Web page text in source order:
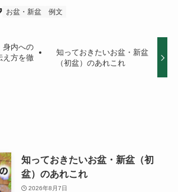
お盆・新盆 例文
身内への
え方を徹
知っておきたいお盆・新盆
（初盆）のあれこれ
知っておきたいお盆・新盆（初
盆）のあれこれ
2026年8月7日